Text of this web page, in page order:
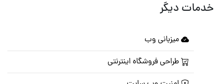
خدمات دیگر
میزبانی وب
طراحی فروشگاه اینترنتی